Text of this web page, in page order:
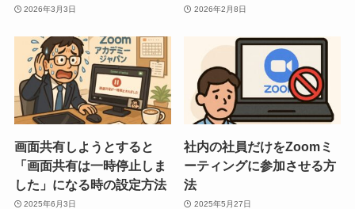
2026年3月3日 2026年2月8日
画面共有しようとすると
「画面共有は一時停止しま
した」になる時の設定方法
2025年6月3日
社内の社員だけをZoomミ
ーティングに参加させる方
法
2025年5月27日